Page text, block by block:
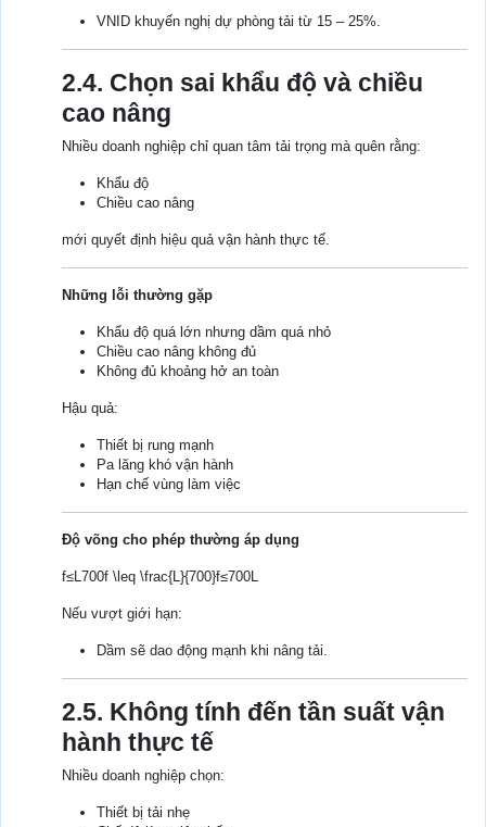
VNID khuyến nghị dự phòng tải từ 15 – 25%.
2.4. Chọn sai khẩu độ và chiều
cao nâng
Nhiều doanh nghiệp chỉ quan tâm tải trọng mà quên rằng:
Khẩu độ
Chiều cao nâng
mới quyết định hiệu quả vận hành thực tế.
Những lỗi thường gặp
Khẩu độ quá lớn nhưng dầm quá nhỏ
Chiều cao nâng không đủ
Không đủ khoảng hở an toàn
Hậu quả:
Thiết bị rung mạnh
Pa lăng khó vận hành
Hạn chế vùng làm việc
Độ võng cho phép thường áp dụng
f≤L700f \leq \frac{L}{700}f≤700L​
Nếu vượt giới hạn:
Dầm sẽ dao động mạnh khi nâng tải.
2.5. Không tính đến tần suất vận
hành thực tế
Nhiều doanh nghiệp chọn:
Thiết bị tải nhẹ